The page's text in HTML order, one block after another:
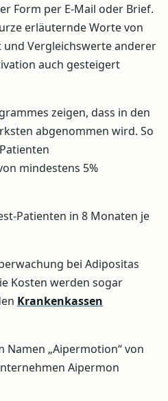
Form per E-Mail oder Brief.
erläuternde Worte von
Vergleichswerte anderer
auch gesteigert
zeigen, dass in den
abgenommen wird. So
mindestens 5%
Patienten in 8 Monaten je
bei Adipositas
Kosten werden sogar
Krankenkassen
Namen „Aipermotion“ von
Aipermon